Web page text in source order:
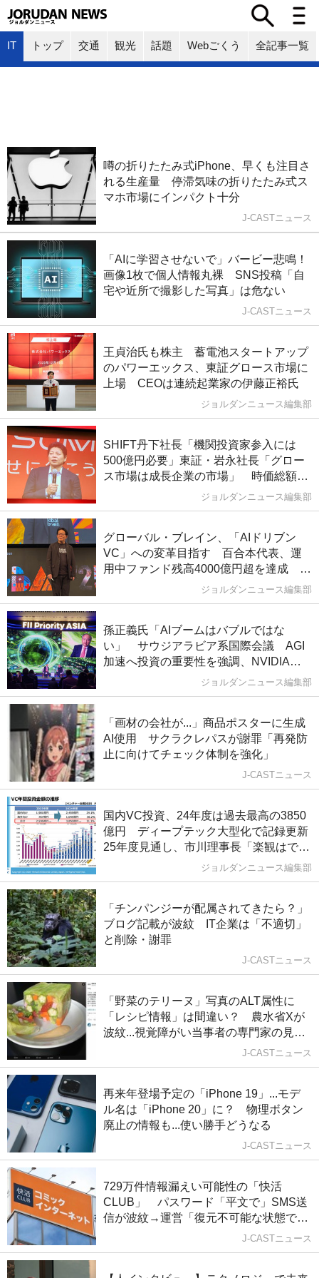
IT トップ 交通 観光 話題 Webごくう 全記事一覧
噂の折りたたみ式iPhone、早くも注目さ
れる生産量 停滞気味の折りたたみ式ス
マホ市場にインパクト十分
J-CASTニュース
「AIに学習させないで」バービー悲鳴！
画像1枚で個人情報丸裸 SNS投稿「自
宅や近所で撮影した写真」は危ない
J-CASTニュース
王貞治氏も株主 蓄電池スタートアップ
のパワーエックス、東証グロース市場に
上場 CEOは連続起業家の伊藤正裕氏
ジョルダンニュース編集部
SHIFT丹下社長「機関投資家参入には
500億円必要」東証・岩永社長「グロー
ス市場は成長企業の市場」 時価総額の
ジョルダンニュース編集部
グローバル・ブレイン、「AIドリブン
VC」への変革目指す 百合本代表、運
用中ファンド残高4000億円超を達成 デ
ィープテック投資を強化ジョルダンニュース編集部
孫正義氏「AIブームはバブルではな
い」 サウジアラビア系国際会議 AGI
加速へ投資の重要性を強調、NVIDIA株
ジョルダンニュース編集部
「画材の会社が...」商品ポスターに生成
AI使用 サクラクレパスが謝罪「再発防
止に向けてチェック体制を強化」
J-CASTニュース
国内VC投資、24年度は過去最高の3850
億円 ディープテック大型化で記録更新
25年度見通し、市川理事長「楽観はでき
ジョルダンニュース編集部
「チンパンジーが配属されてきたら？」
ブログ記載が波紋 IT企業は「不適切」
と削除・謝罪
J-CASTニュース
「野菜のテリーヌ」写真のALT属性に
「レシピ情報」は間違い？ 農水省Xが
波紋...視覚障がい当事者の専門家の見解
J-CASTニュース
再来年登場予定の「iPhone 19」...モデ
ル名は「iPhone 20」に？ 物理ボタン
廃止の情報も...使い勝手どうなる
J-CASTニュース
729万件情報漏えい可能性の「快活
CLUB」 パスワード「平文で」SMS送
信が波紋→運営「復元不可能な状態で保
J-CASTニュース